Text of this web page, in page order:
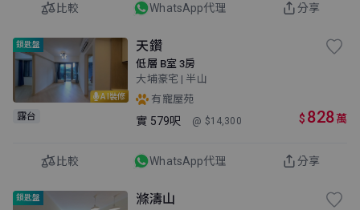
比較 WhatsApp代理 分享
AI裝修
鎖匙盤
露台
天鑽
低層 B室 3房
大埔豪宅 | 半山
有寵屋苑
實 579呎 @ $14,300 $ 828萬
比較 WhatsApp代理 分享
鎖匙盤 滌濤山